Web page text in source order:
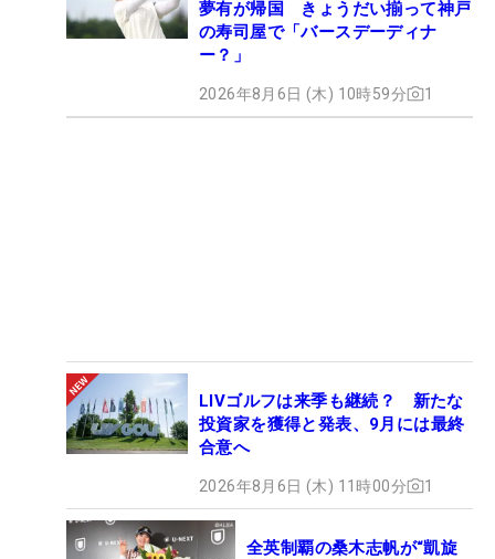
夢有が帰国 きょうだい揃って神戸
の寿司屋で「バースデーディナ
ー？」
2026年8月6日 (木) 10時59分 1
LIVゴルフは来季も継続？ 新たな
投資家を獲得と発表、9月には最終
合意へ
2026年8月6日 (木) 11時00分 1
全英制覇の桑木志帆が“凱旋